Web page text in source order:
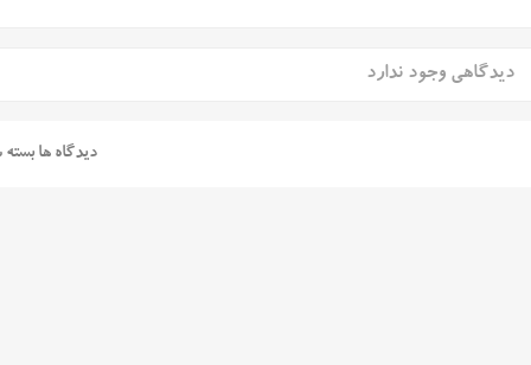
دیدگاهی وجود ندارد
دیدگاه ها